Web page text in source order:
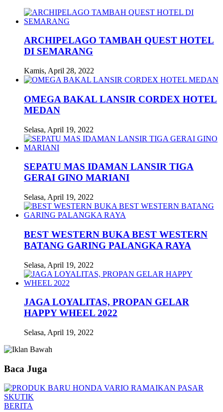
ARCHIPELAGO TAMBAH QUEST HOTEL
DI SEMARANG
Kamis, April 28, 2022
OMEGA BAKAL LANSIR CORDEX HOTEL
MEDAN
Selasa, April 19, 2022
SEPATU MAS IDAMAN LANSIR TIGA
GERAI GINO MARIANI
Selasa, April 19, 2022
BEST WESTERN BUKA BEST WESTERN
BATANG GARING PALANGKA RAYA
Selasa, April 19, 2022
JAGA LOYALITAS, PROPAN GELAR
HAPPY WHEEL 2022
Selasa, April 19, 2022
Baca Juga
BERITA